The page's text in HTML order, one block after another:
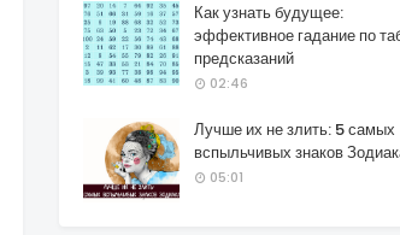
Как узнать будущее:
эффективное гадание по
предсказаний
02:46
Лучше их не злить: 5 самых
вспыльчивых знаков
05:01